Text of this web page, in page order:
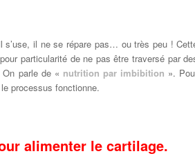
s’use, il ne se répare pas… ou très peu !
particularité de ne pas être traversé par
parle de « nutrition par imbibition ».
processus fonctionne.
alimenter le cartilage.